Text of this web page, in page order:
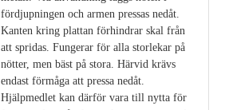
fördjupningen och armen pressas nedåt.
Kanten kring plattan förhindrar skal från
att spridas. Fungerar för alla storlekar på
nötter, men bäst på stora. Härvid krävs
endast förmåga att pressa nedåt.
Hjälpmedlet kan därför vara till nytta för